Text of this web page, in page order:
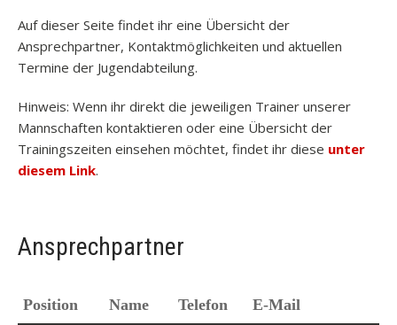
Auf dieser Seite findet ihr eine Übersicht der
Ansprechpartner, Kontaktmöglichkeiten und aktuellen
Termine der Jugendabteilung.
Hinweis: Wenn ihr direkt die jeweiligen Trainer unserer
Mannschaften kontaktieren oder eine Übersicht der
Trainingszeiten einsehen möchtet, findet ihr diese unter
diesem Link.
Ansprechpartner
Position Name Telefon E-Mail